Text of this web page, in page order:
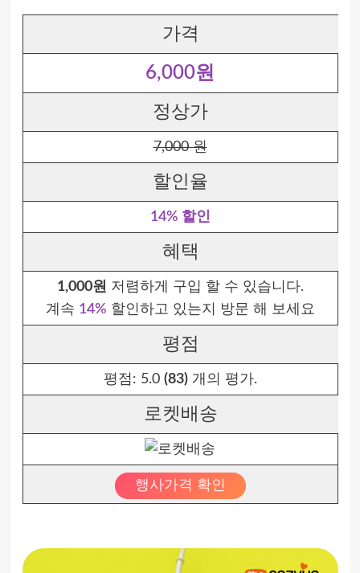
가격
6,000원
정상가
7,000 원
할인율
14% 할인
혜택
1,000원 저렴하게 구입 할 수 있습니다.
계속 14% 할인하고 있는지 방문 해 보세요
평점
평점: 5.0 (83)개의 평가.
로켓배송
행사가격 확인